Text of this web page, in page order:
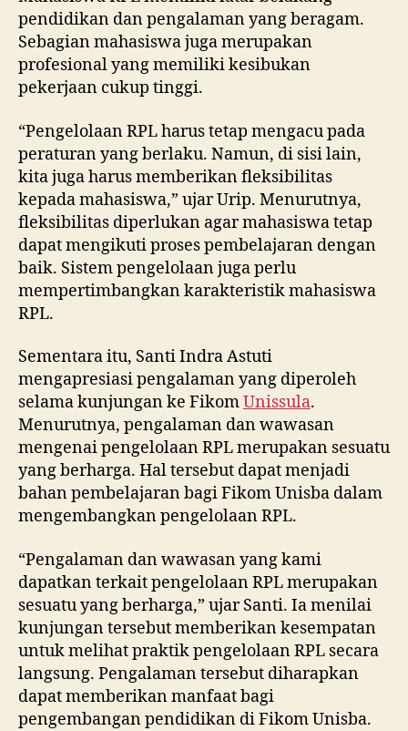
pendidikan dan pengalaman yang beragam.
Sebagian mahasiswa juga merupakan
profesional yang memiliki kesibukan
pekerjaan cukup tinggi.
“Pengelolaan RPL harus tetap mengacu pada
peraturan yang berlaku. Namun, di sisi lain,
kita juga harus memberikan fleksibilitas
kepada mahasiswa,” ujar Urip. Menurutnya,
fleksibilitas diperlukan agar mahasiswa tetap
dapat mengikuti proses pembelajaran dengan
baik. Sistem pengelolaan juga perlu
mempertimbangkan karakteristik mahasiswa
RPL.
Sementara itu, Santi Indra Astuti
mengapresiasi pengalaman yang diperoleh
selama kunjungan ke FikomUnissula.
Menurutnya, pengalaman dan wawasan
mengenai pengelolaan RPL merupakan sesuatu
yang berharga. Hal tersebut dapat menjadi
bahan pembelajaran bagi Fikom Unisba dalam
mengembangkan pengelolaan RPL.
“Pengalaman dan wawasan yang kami
dapatkan terkait pengelolaan RPL merupakan
sesuatu yang berharga,” ujar Santi. Ia menilai
kunjungan tersebut memberikan kesempatan
untuk melihat praktik pengelolaan RPL secara
langsung. Pengalaman tersebut diharapkan
dapat memberikan manfaat bagi
pengembangan pendidikan di Fikom Unisba.